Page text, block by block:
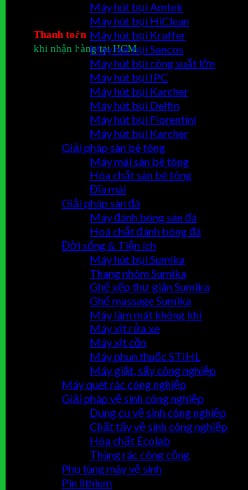
Thanh toán
khi nhận hàng tại HCM
Chưa có sản phẩm trong giỏ hàng.
Máy hút bụi Amtek
Máy hút bụi HiClean
Máy hút bụi Kraffer
Máy hút bụi Sancos
Máy hút bụi công suất lớn
Máy hút bụi IPC
Máy hút bụi Karcher
Máy hút bụi Delfin
Máy hút bụi Fiorentini
Máy hút bụi Karcher
Giải pháp sàn bê tông
Máy mài sàn bê tông
Hóa chất sàn bê tông
Đĩa mài
Giải pháp sàn đá
Máy đánh bóng sàn đá
Hoá chất đánh bóng đá
Đời sống & Tiện ích
Máy hút bụi Sumika
Thang nhôm Sumika
Ghế xếp thư giãn Sumika
Ghế massage Sumika
Máy làm mát không khí
Máy xịt rửa xe
Máy xịt cồn
Máy phun thuốc STIHL
Máy giặt, sấy công nghiệp
Máy quét rác công nghiệp
Giải pháp vệ sinh công nghiệp
Dụng cụ vệ sinh công nghiệp
Chất tẩy vệ sinh công nghiệp
Hóa chất Ecolab
Thùng rác công cộng
Phụ tùng máy vệ sinh
Pin lithium